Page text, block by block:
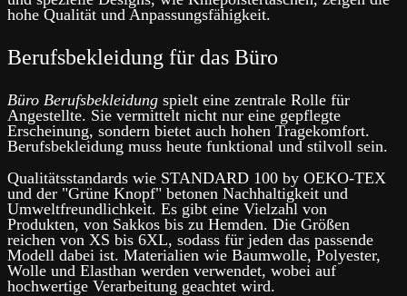
hohe Qualität und Anpassungsfähigkeit.
Berufsbekleidung für das Büro
Büro Berufsbekleidung spielt eine zentrale Rolle für
Angestellte. Sie vermittelt nicht nur eine gepflegte
Erscheinung, sondern bietet auch hohen Tragekomfort.
Berufsbekleidung muss heute funktional und stilvoll sein.
Qualitätsstandards wie STANDARD 100 by OEKO-TEX
und der "Grüne Knopf" betonen Nachhaltigkeit und
Umweltfreundlichkeit. Es gibt eine Vielzahl von
Produkten, von Sakkos bis zu Hemden. Die Größen
reichen von XS bis 6XL, sodass für jeden das passende
Modell dabei ist. Materialien wie Baumwolle, Polyester,
Wolle und Elasthan werden verwendet, wobei auf
hochwertige Verarbeitung geachtet wird.